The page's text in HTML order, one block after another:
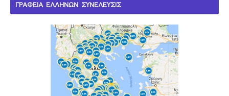
ΓΡΑΦΕΙΑ ΕΛΛΗΝΩΝ ΣΥΝΕΛΕΥΣΙΣ